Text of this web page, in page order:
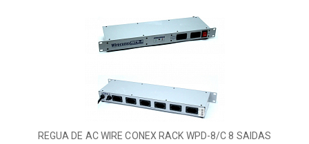
REGUA DE AC WIRE CONEX RACK WPD-8/C 8 SAIDAS